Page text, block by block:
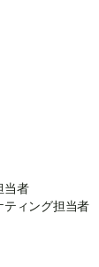
当者
ティング担当者